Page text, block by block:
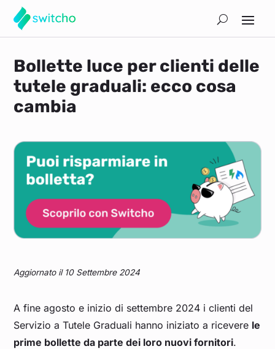
Bollette luce per clienti delle
tutele graduali: ecco cosa
cambia
Aggiornato il 10 Settembre 2024
A fine agosto e inizio di settembre 2024 i clienti del
Servizio a Tutele Graduali hanno iniziato a ricevere le
prime bollette da parte dei loro nuovi fornitori.